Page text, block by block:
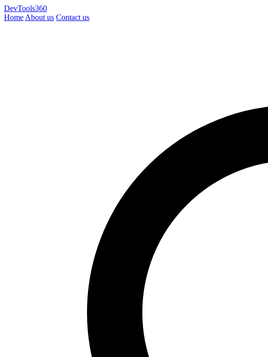
DevTools360
Home About us Contact us